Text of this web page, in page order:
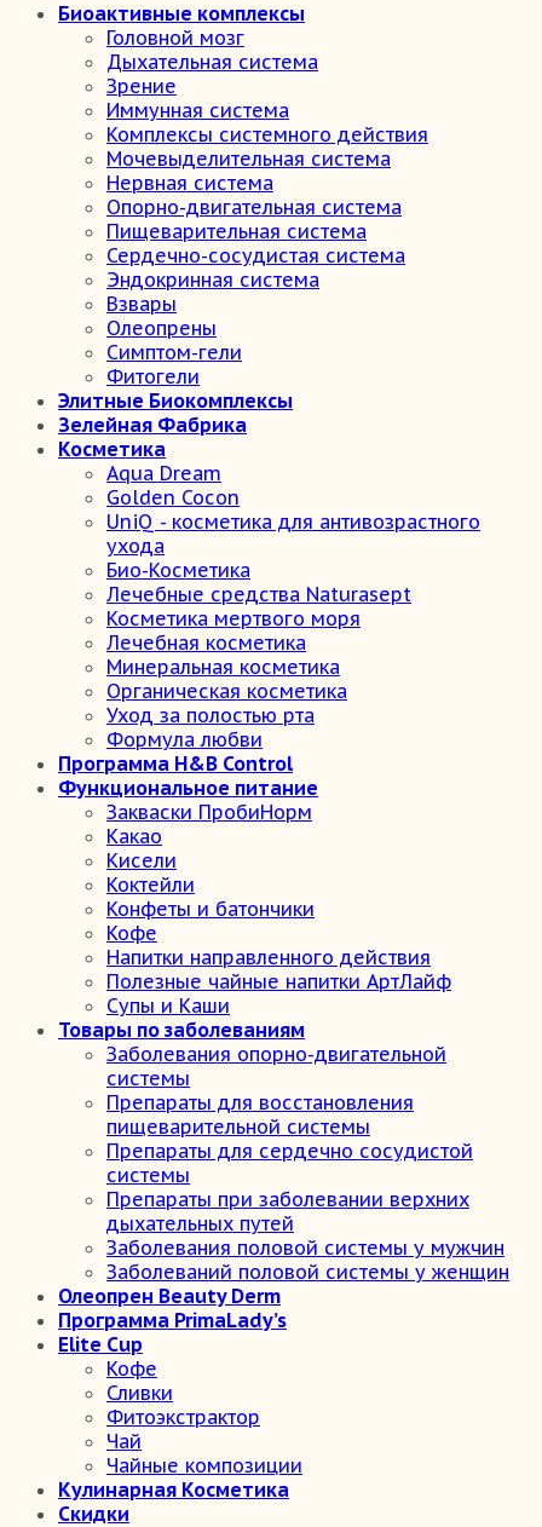
Биоактивные комплексы
Головной мозг
Дыхательная система
Зрение
Иммунная система
Комплексы системного действия
Мочевыделительная система
Нервная система
Опорно-двигательная система
Пищеварительная система
Сердечно-сосудистая система
Эндокринная система
Взвары
Олеопрены
Симптом-гели
Фитогели
Элитные Биокомплексы
Зелейная Фабрика
Косметика
Aqua Dream
Golden Cocon
UniQ - косметика для антивозрастного
ухода
Био-Косметика
Лечебные средства Naturasept
Косметика мертвого моря
Лечебная косметика
Минеральная косметика
Органическая косметика
Уход за полостью рта
Формула любви
Программа H&B Control
Функциональное питание
Закваски ПробиНорм
Какао
Кисели
Коктейли
Конфеты и батончики
Кофе
Напитки направленного действия
Полезные чайные напитки АртЛайф
Супы и Каши
Товары по заболеваниям
Заболевания опорно-двигательной
системы
Препараты для восстановления
пищеварительной системы
Препараты для сердечно сосудистой
системы
Препараты при заболевании верхних
дыхательных путей
Заболевания половой системы у мужчин
Заболеваний половой системы у женщин
Олеопрен Beauty Derm
Программа PrimaLady’s
Elite Cup
Кофе
Сливки
Фитоэкстрактор
Чай
Чайные композиции
Кулинарная Косметика
Скидки